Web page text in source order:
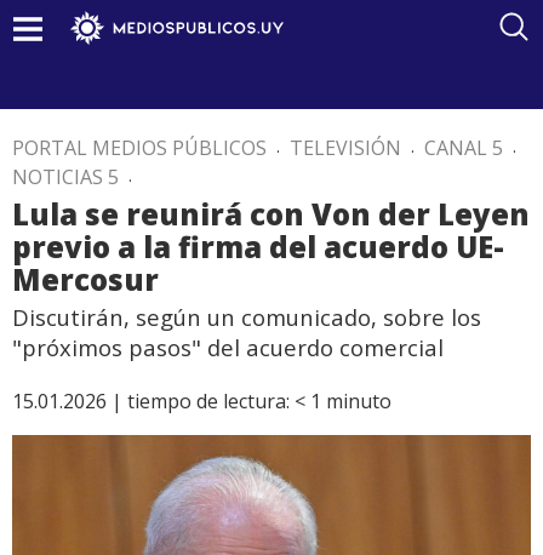
PORTAL MEDIOS PÚBLICOS . TELEVISIÓN . CANAL 5 .
NOTICIAS 5 .
Lula se reunirá con Von der Leyen
previo a la firma del acuerdo UE-
Mercosur
Discutirán, según un comunicado, sobre los
"próximos pasos" del acuerdo comercial
15.01.2026 | tiempo de lectura: < 1 minuto